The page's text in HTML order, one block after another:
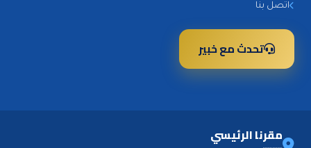
اتصل بنا
تحدث مع خبير
مقرنا الرئيسي